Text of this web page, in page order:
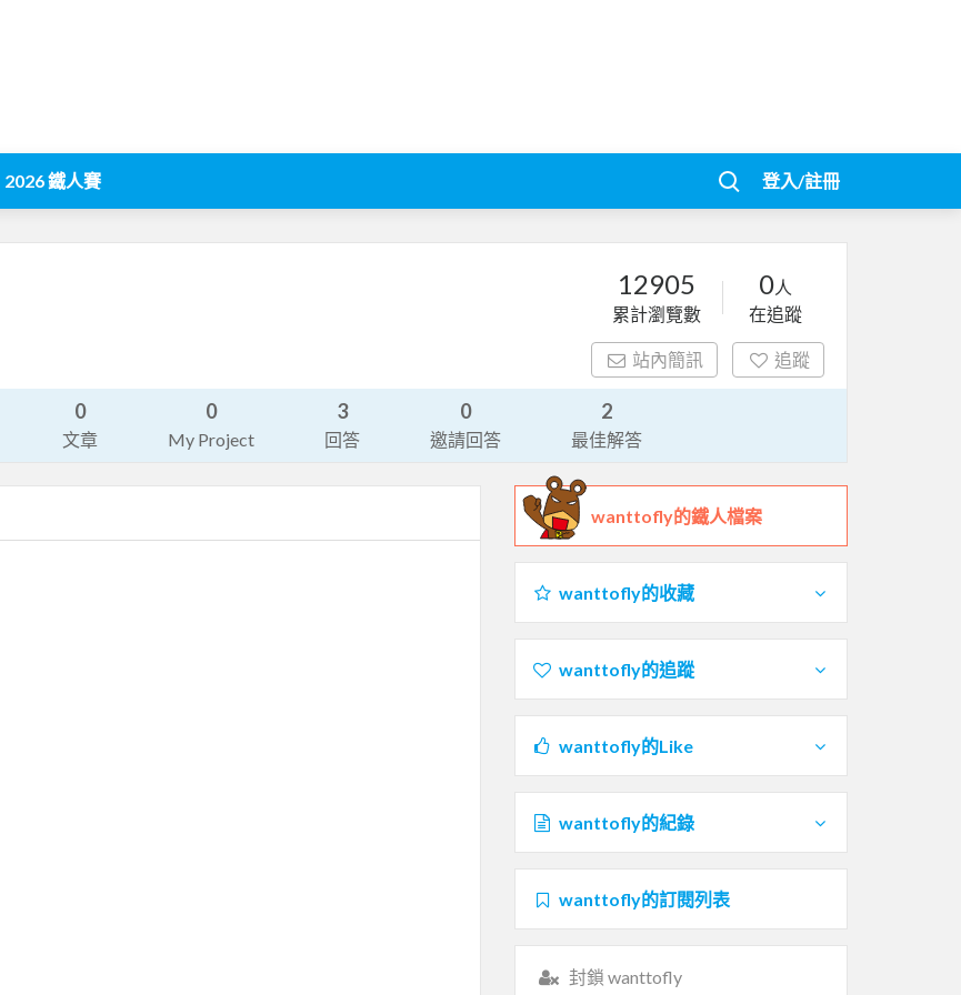
2026 鐵人賽 登入/註冊
12905
累計瀏覽數
0人
在追蹤
站內簡訊 追蹤
0
文章
0
My Project
3
回答
0
邀請回答
2
最佳解答
wanttofly的鐵人檔案
wanttofly的收藏
wanttofly的追蹤
wanttofly的Like
wanttofly的紀錄
wanttofly的訂閱列表
封鎖 wanttofly